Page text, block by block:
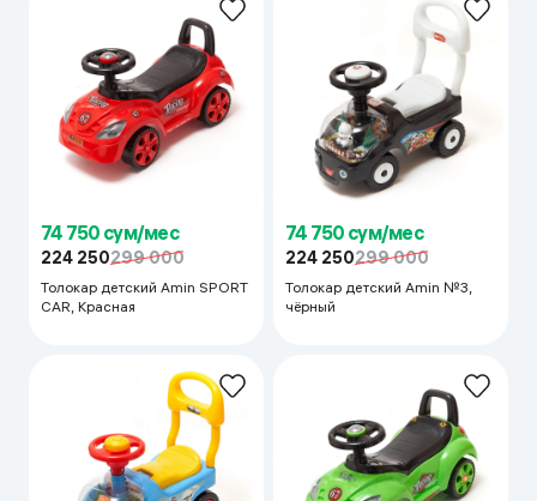
74 750 сум/мес
224 250299 000
Толокар детский Amin SPORT
CAR, Красная
74 750 сум/мес
224 250299 000
Толокар детский Amin №3,
чёрный